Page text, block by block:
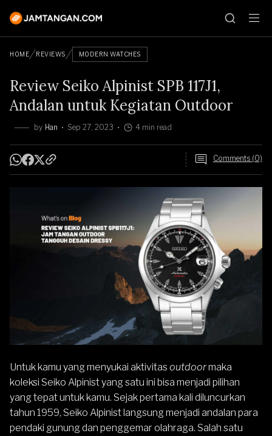
HOME REVIEWS MODERN WATCHES
Review Seiko Alpinist SPB 117J1,
Andalan untuk Kegiatan Outdoor
by Han Sep 27, 2023 4 min read
Comments (0)
Untuk kamu yang menyukai aktivitasoutdoormaka
koleksi Seiko Alpinist yang satu ini bisa menjadi pilihan
yang tepat untuk kamu. Sejak pertama kali diluncurkan
tahun 1959, Seiko Alpinist langsung menjadi andalan para
pendaki gunung dan penggemar olahraga. Salah satu